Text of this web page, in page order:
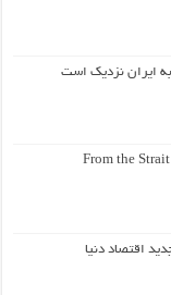
ایران نزدیک است
From the
اقتصاد دنیا